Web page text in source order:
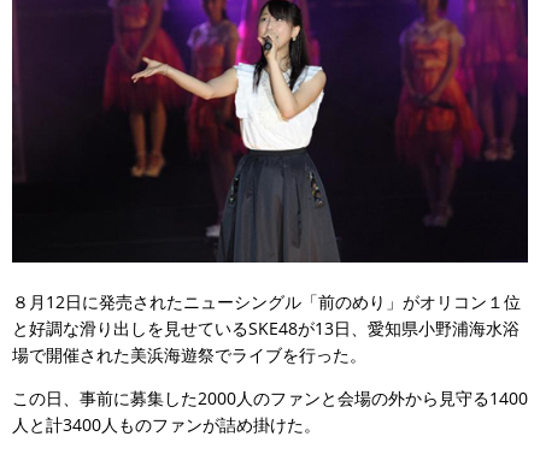
８月12日に発売されたニューシングル「前のめり」がオリコン１位
と好調な滑り出しを見せているSKE48が13日、愛知県小野浦海水浴
場で開催された美浜海遊祭でライブを行った。
この日、事前に募集した2000人のファンと会場の外から見守る1400
人と計3400人ものファンが詰め掛けた。